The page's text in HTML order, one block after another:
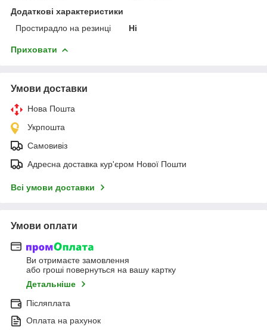
Додаткові характеристики
Простирадло на резинці
Ні
Приховати
Умови доставки
Нова Пошта
Укрпошта
Самовивіз
Адресна доставка кур'єром Нової Пошти
Всі умови доставки
Умови оплати
Ви отримаєте замовлення
або гроші повернуться на вашу картку
Детальніше
Післяплата
Оплата на рахунок